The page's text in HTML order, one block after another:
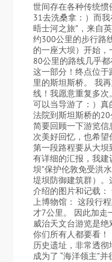
世间存在各种传统惯
31去洗桑拿：）而
晤士河之旅”，来自
约300公里的步行路
的一座大坝）开始
80公里的路线几乎
这一部分！终点位于
里的斯坦斯桥。 我
线！我愿意重复多
可以当导游了：）
法院到斯坦斯桥的
简要回顾一下游览
次美好回忆，也希望
第一段路程要从大
有详细的汇报，我建
坝”保护伦敦免受洪
堤坝防御建筑群）
介绍的图片和记载
上博物馆： 这段行
才7公里。 因此加走
威治天文台游览是
你们所有人都要看
历史遗址，非常透
成为了 “海洋领主”